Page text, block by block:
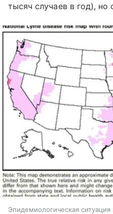
тысяч случаев в год), но
Эпидемиологическая